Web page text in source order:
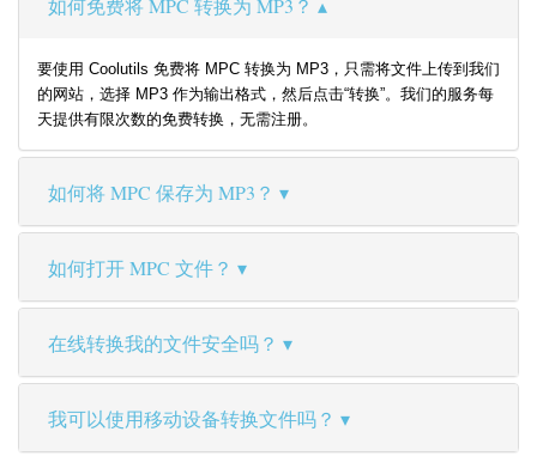
如何免费将 MPC 转换为 MP3？
要使用 Coolutils 免费将 MPC 转换为 MP3，只需将文件上传到我们
的网站，选择 MP3 作为输出格式，然后点击“转换”。我们的服务每
天提供有限次数的免费转换，无需注册。
如何将 MPC 保存为 MP3？
如何打开 MPC 文件？
在线转换我的文件安全吗？
我可以使用移动设备转换文件吗？